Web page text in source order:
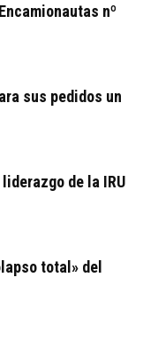
nº
sus pedidos un
de la IRU
total» del